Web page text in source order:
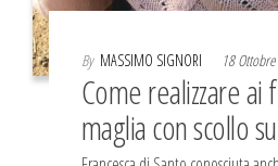
By MASSIMO SIGNORI 18
Come realizzare ai
maglia con scollo